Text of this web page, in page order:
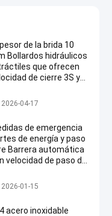
de la brida 10
Bollardos hidráulicos
que ofrecen
de cierre 3S y
mm Diseñado para
del vehículo
retractables hidráuli
2026-04-17
de emergencia
de energía y paso
Barrera automática
velocidad de paso de
Garantizando una
segura y rápida
de barrera abatible
2026-01-15
acero inoxidable